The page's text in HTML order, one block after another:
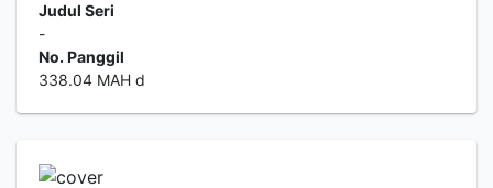
Judul Seri
-
No. Panggil
338.04 MAH d